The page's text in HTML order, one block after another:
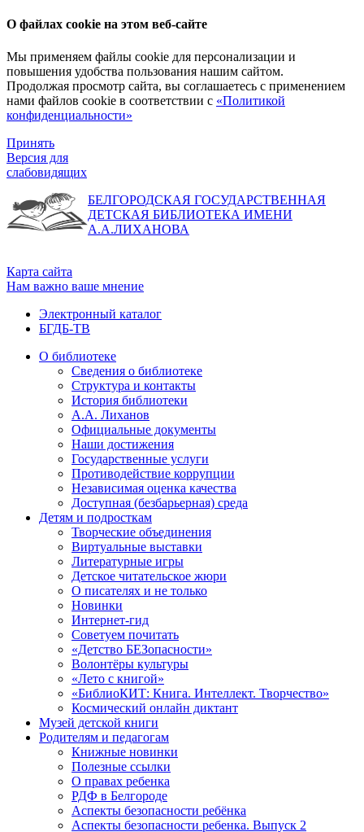
О файлах cookie на этом веб-сайте
Мы применяем файлы cookie для персонализации и
повышения удобства пользования нашим сайтом.
Продолжая просмотр сайта, вы соглашаетесь с применением
нами файлов cookie в соответствии с «Политикой
конфиденциальности»
Принять
Версия для
слабовидящих
БЕЛГОРОДСКАЯ ГОСУДАРСТВЕННАЯ
ДЕТСКАЯ БИБЛИОТЕКА ИМЕНИ
А.А.ЛИХАНОВА
Карта сайта
Нам важно ваше мнение
Электронный каталог
БГДБ-ТВ
О библиотеке
Сведения о библиотеке
Структура и контакты
История библиотеки
А.А. Лиханов
Официальные документы
Наши достижения
Государственные услуги
Противодействие коррупции
Независимая оценка качества
Доступная (безбарьерная) среда
Детям и подросткам
Творческие объединения
Виртуальные выставки
Литературные игры
Детское читательское жюри
О писателях и не только
Новинки
Интернет-гид
Советуем почитать
«Детство БЕЗопасности»
Волонтёры культуры
«Лето с книгой»
«БиблиоКИТ: Книга. Интеллект. Творчество»
Космический онлайн диктант
Музей детской книги
Родителям и педагогам
Книжные новинки
Полезные ссылки
О правах ребенка
РДФ в Белгороде
Аспекты безопасности ребёнка
Аспекты безопасности ребенка. Выпуск 2